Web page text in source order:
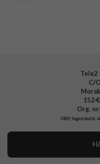
Tele2
C/
Org.
OBS!Ingen butik,